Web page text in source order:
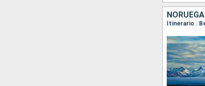
NORUEGA